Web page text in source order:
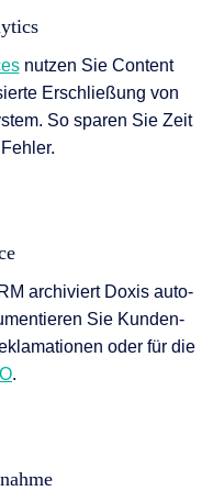
nutzen Sie Content
Erschließung von
So sparen Sie Zeit
archiviert Doxis auto­
Sie Kunden­
oder für die
.